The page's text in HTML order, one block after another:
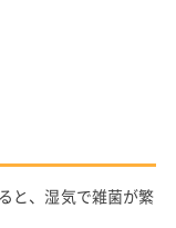
と、湿気で雑菌が繁